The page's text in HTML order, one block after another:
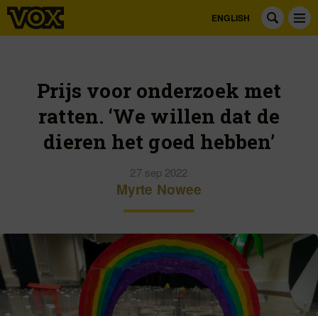
ENGLISH
Prijs voor onderzoek met
ratten. ‘We willen dat de
dieren het goed hebben’
27 sep 2022
Myrte Nowee